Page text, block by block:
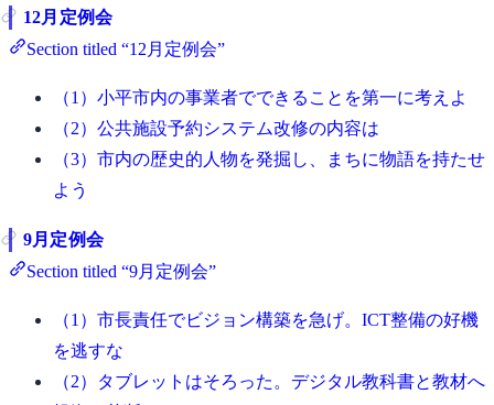
12月定例会
Section titled “12月定例会”
（1）小平市内の事業者でできることを第一に考えよ
（2）公共施設予約システム改修の内容は
（3）市内の歴史的人物を発掘し、まちに物語を持たせ
よう
9月定例会
Section titled “9月定例会”
（1）市長責任でビジョン構築を急げ。ICT整備の好機
を逃すな
（2）タブレットはそろった。デジタル教科書と教材へ